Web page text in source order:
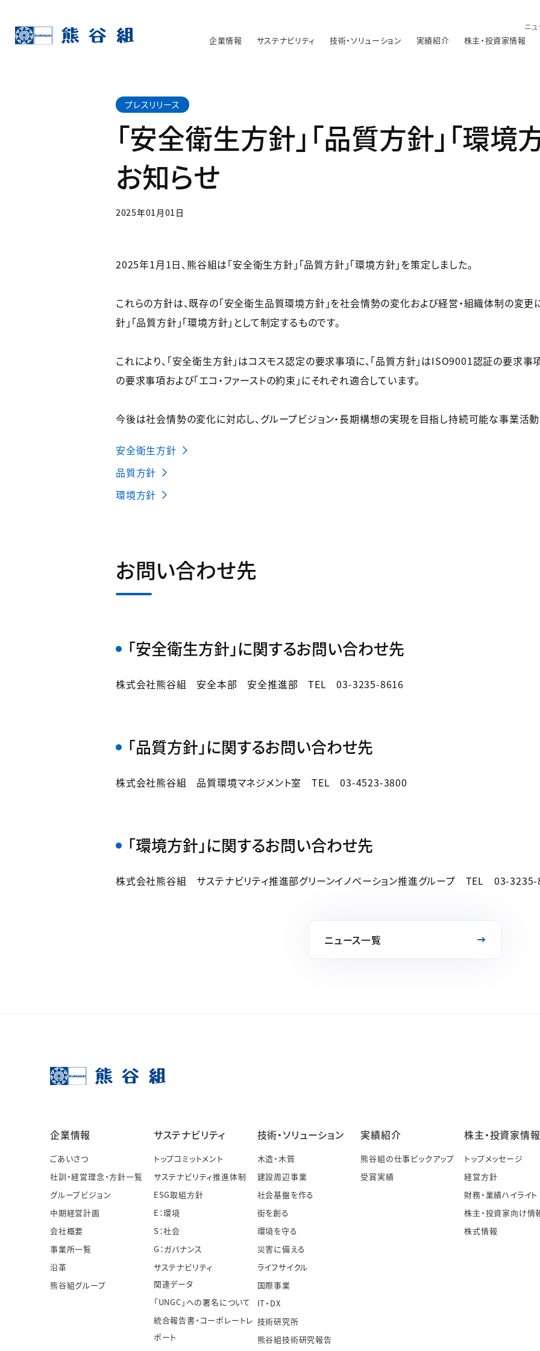
ニ
企業情報 サステナビリティ 技術・ソリューション 実績紹介 株主・投資家情報
プレスリリース
「安全衛生方針」「品質方針」「環境
お知らせ
2025年01月01日
2025年1月1日、熊谷組は「安全衛生方針」「品質方針」「環境方針」を策定しました。
これらの方針は、既存の「安全衛生品質環境方針」を社会情勢の変化および経営・組織体制の変更
針」「品質方針」「環境方針」として制定するものです。
これにより、「安全衛生方針」はコスモス認定の要求事項に、「品質方針」はISO9001認証の要求事
の要求事項および「エコ・ファーストの約束」にそれぞれ適合しています。
今後は社会情勢の変化に対応し、グループビジョン・長期構想の実現を目指し持続可能な事業活動
安全衛生方針
品質方針
環境方針
お問い合わせ先
「安全衛生方針」に関するお問い合わせ先
株式会社熊谷組 安全本部 安全推進部 TEL 03-3235-8616
「品質方針」に関するお問い合わせ先
株式会社熊谷組 品質環境マネジメント室 TEL 03-4523-3800
「環境方針」に関するお問い合わせ先
株式会社熊谷組 サステナビリティ推進部グリーンイノベーション推進グループ TEL 03-
ニュース一覧
企業情報
ごあいさつ
社訓・経営理念・方針一覧
グループビジョン
中期経営計画
会社概要
事業所一覧
沿革
熊谷組グループ
サステナビリティ
トップコミットメント
サステナビリティ推進体制
ESG取組方針
E：環境
S：社会
G：ガバナンス
サステナビリティ
関連データ
「UNGC」への署名について
統合報告書・コーポレートレ
ポート
技術・ソリューション
木造・木質
建設周辺事業
社会基盤を作る
街を創る
環境を守る
災害に備える
ライフサイクル
国際事業
IT・DX
技術研究所
熊谷組技術研究報告
実績紹介
熊谷組の仕事ピックアップ
受賞実績
株主・投資家情報
トップメッセージ
経営方針
財務・業績ハイライト
株主・投資家向け情
株式情報